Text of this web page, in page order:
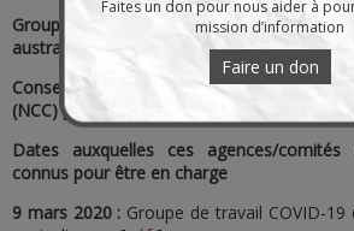
Groupe de travail COVID-19 des
australiennes
Conseil consultatif de la Commission
(NCC)[
Dates auxquelles ces agences/comités
connus pour être en charge
9 mars 2020 : Groupe de travail COVID-
Faites un don pour nous aider à
mission d’information
Faire un don